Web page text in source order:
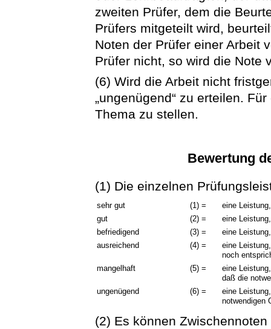
zweiten Prüfer, dem die
Prüfers mitgeteilt wird,
Noten der Prüfer einer Arbeit
Prüfer nicht, so wird die Note
(6) Wird die Arbeit nicht
„ungenügend“ zu erteilen.
Thema zu stellen.
Bewertung
(1) Die einzelnen
sehr gut (1) =
eine
gut
(2) =
eine
befriedigend
(3) =
eine
ausreichend
(4) =
eine
noch
mangelhaft
(5) =
eine
daß die
ungenügend
(6) =
eine
notwendigen
(2) Es können